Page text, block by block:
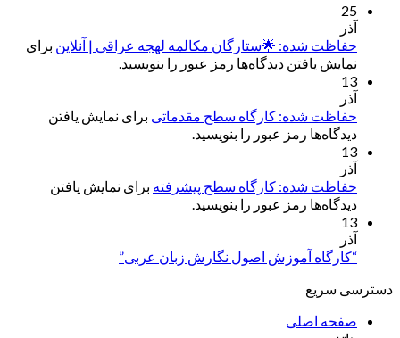
25
آذر
حفاظت شده: 🌟ستارگان مکالمه لهجه عراقی | آنلاین برای
نمایش یافتن دیدگاه‌ها رمز عبور را بنویسید.
13
آذر
حفاظت شده: کارگاه سطح مقدماتی برای نمایش یافتن
دیدگاه‌ها رمز عبور را بنویسید.
13
آذر
حفاظت شده: کارگاه سطح پیشرفته برای نمایش یافتن
دیدگاه‌ها رمز عبور را بنویسید.
13
آذر
“کارگاه آموزش اصول نگارش زبان عربی”
دسترسی سریع
صفحه اصلی